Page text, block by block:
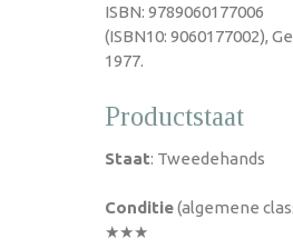
ISBN: 9789060177006
(ISBN10: 9060177002),
1977.
Productstaat
Staat: Tweedehands
Conditie(algemene
★★★